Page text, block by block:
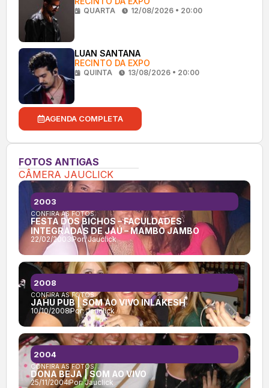
QUARTA 12/08/2026 • 20:00
LUAN SANTANA
RECINTO DA EXPO
QUINTA 13/08/2026 • 20:00
AGENDA COMPLETA
FOTOS ANTIGAS
CÂMERA JAUCLICK
CONFIRA AS FOTOS:
FESTA DOS BICHOS – FACULDADES
INTEGRADAS DE JAÚ – MAMBO JAMBO
22/02/2003 Por:Jauclick
2003
CONFIRA AS FOTOS:
JAHU PUB | SOM AO VIVO INLAKESH
10/10/2008Por:Jauclick
2008
CONFIRA AS FOTOS:
DONA BEJA | SOM AO VIVO
25/11/2004Por:Jauclick
2004